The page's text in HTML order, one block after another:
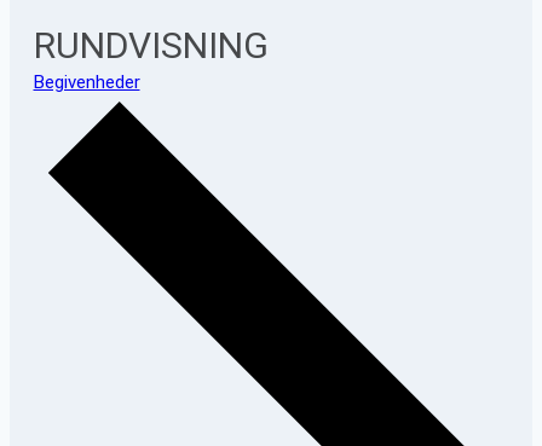
RUNDVISNING
Begivenheder